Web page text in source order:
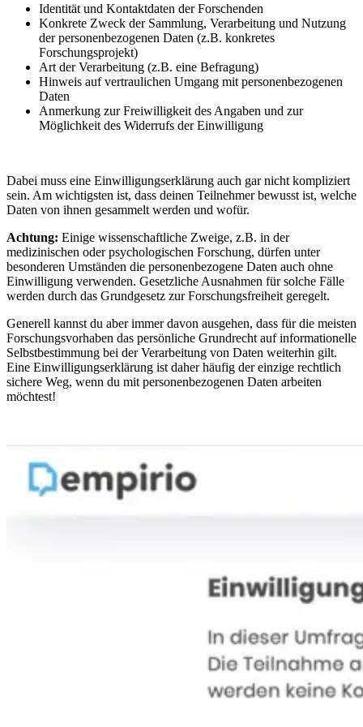
Identität und Kontaktdaten der Forschenden
Konkrete Zweck der Sammlung, Verarbeitung und Nutzung
der personenbezogenen Daten (z.B. konkretes
Forschungsprojekt)
Art der Verarbeitung (z.B. eine Befragung)
Hinweis auf vertraulichen Umgang mit personenbezogenen
Daten
Anmerkung zur Freiwilligkeit des Angaben und zur
Möglichkeit des Widerrufs der Einwilligung
Dabei muss eine Einwilligungserklärung auch gar nicht kompliziert
sein. Am wichtigsten ist, dass deinen Teilnehmer bewusst ist, welche
Daten von ihnen gesammelt werden und wofür.
Achtung: Einige wissenschaftliche Zweige, z.B. in der
medizinischen oder psychologischen Forschung, dürfen unter
besonderen Umständen die personenbezogene Daten auch ohne
Einwilligung verwenden. Gesetzliche Ausnahmen für solche Fälle
werden durch das Grundgesetz zur Forschungsfreiheit geregelt.
Generell kannst du aber immer davon ausgehen, dass für die meisten
Forschungsvorhaben das persönliche Grundrecht auf informationelle
Selbstbestimmung bei der Verarbeitung von Daten weiterhin gilt.
Eine Einwilligungserklärung ist daher häufig der einzige rechtlich
sichere Weg, wenn du mit personenbezogenen Daten arbeiten
möchtest!